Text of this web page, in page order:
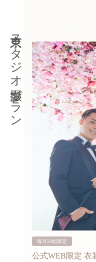
東京スタジオ撮影プラン
毎月50組限定
公式WEB限定 衣